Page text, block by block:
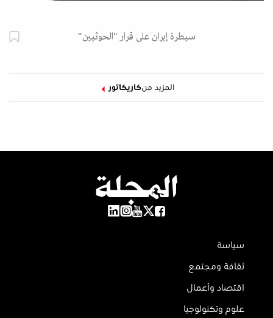
سيطرة إيران على قرار "الحوثيين"
المزيد منكاريكاتور
سياسة
ثقافة ومجتمع
اقتصاد وأعمال
علوم وتكنولوجيا